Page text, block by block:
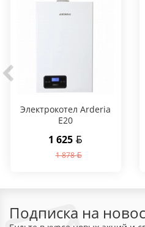
Электрокотел Arderia
E20
1 625
1 878
Подписка на